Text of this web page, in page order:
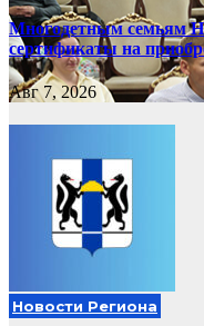
Многодетным семьям
сертификаты на
Авг 7, 2026
Новости Региона